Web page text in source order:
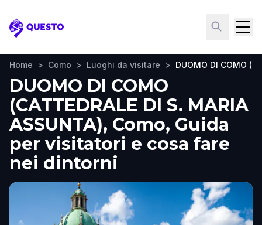
Questo
Home > Como > Luoghi da visitare > DUOMO DI COMO
DUOMO DI COMO
(CATTEDRALE DI S. MARIA
ASSUNTA), Como, Guida
per visitatori e cosa fare
nei dintorni